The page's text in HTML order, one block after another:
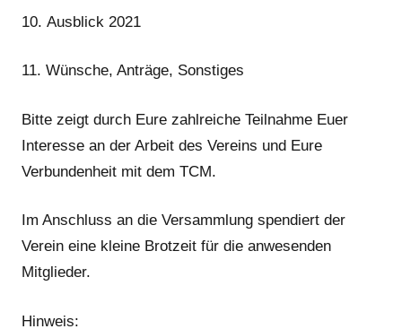
10. Ausblick 2021
11. Wünsche, Anträge, Sonstiges
Bitte zeigt durch Eure zahlreiche Teilnahme Euer
Interesse an der Arbeit des Vereins und Eure
Verbundenheit mit dem TCM.
Im Anschluss an die Versammlung spendiert der
Verein eine kleine Brotzeit für die anwesenden
Mitglieder.
Hinweis: